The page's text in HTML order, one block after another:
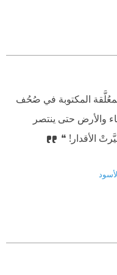
المكتوبة في صُحُف
والأرض حتى ينتصر
الأقدار! ❝